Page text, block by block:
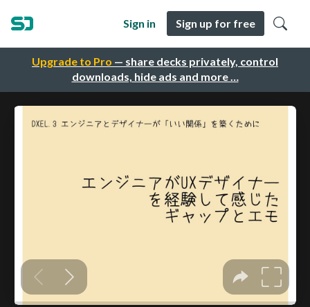
Upgrade to Pro — share decks privately, control
downloads, hide ads and more …
Sign in Sign up for free